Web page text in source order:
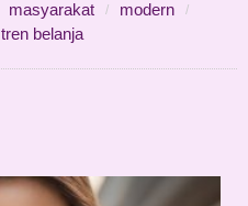
masyarakat
modern
tren belanja